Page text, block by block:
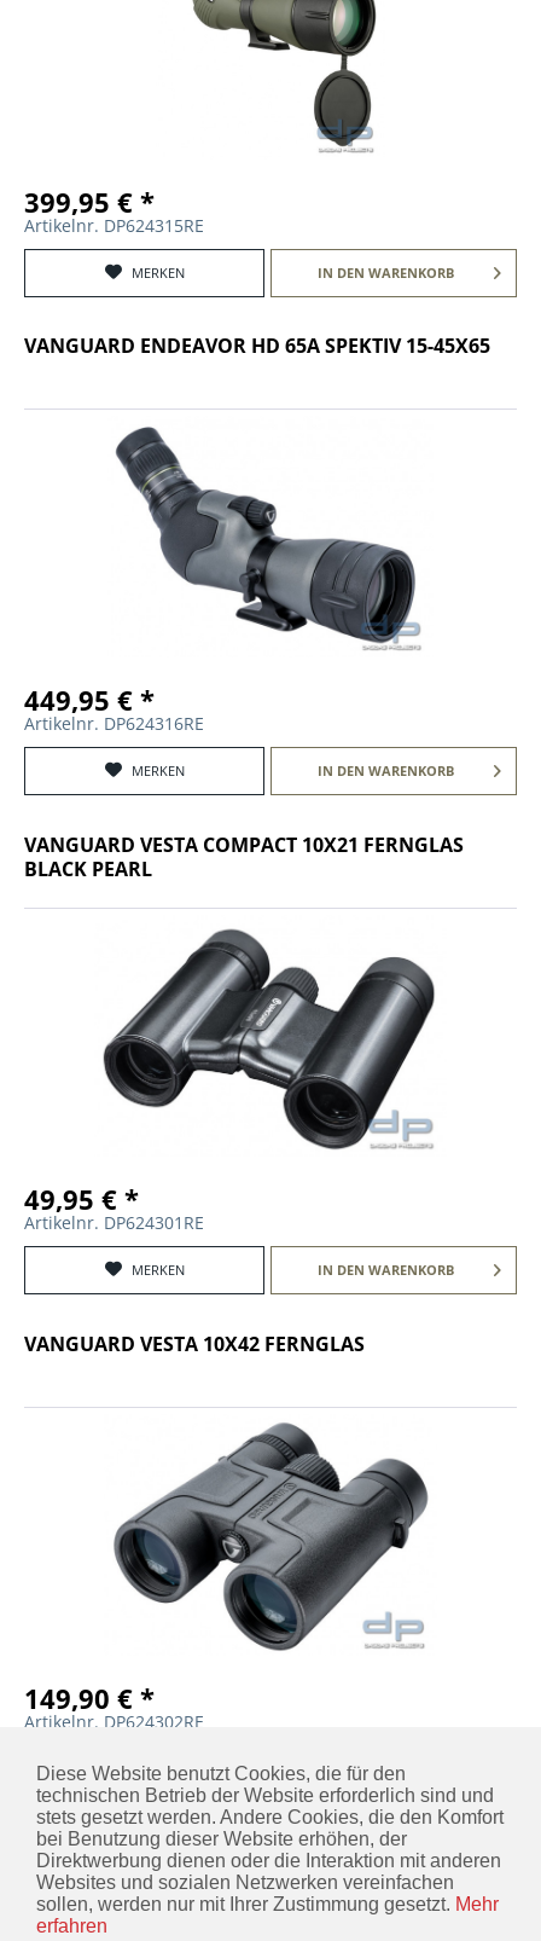
399,95 € *
Artikelnr. DP624315RE
MERKEN IN DEN WARENKORB
VANGUARD ENDEAVOR HD 65A SPEKTIV 15-45X65
449,95 € *
Artikelnr. DP624316RE
MERKEN IN DEN WARENKORB
VANGUARD VESTA COMPACT 10X21 FERNGLAS
BLACK PEARL
49,95 € *
Artikelnr. DP624301RE
MERKEN IN DEN WARENKORB
VANGUARD VESTA 10X42 FERNGLAS
149,90 € *
Artikelnr. DP624302RE
MERKEN IN DEN WARENKORB
KONTAKT
INFORMATIONEN
Diese Website benutzt Cookies, die für den
technischen Betrieb der Website erforderlich sind und
stets gesetzt werden. Andere Cookies, die den Komfort
bei Benutzung dieser Website erhöhen, der
Direktwerbung dienen oder die Interaktion mit anderen
Websites und sozialen Netzwerken vereinfachen
sollen, werden nur mit Ihrer Zustimmung gesetzt. Mehr
erfahren